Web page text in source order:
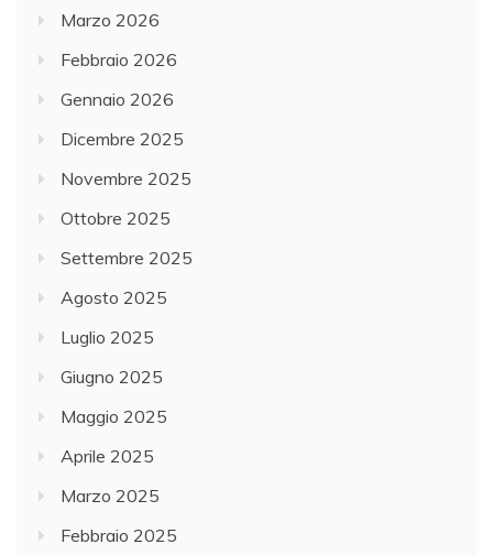
Marzo 2026
Febbraio 2026
Gennaio 2026
Dicembre 2025
Novembre 2025
Ottobre 2025
Settembre 2025
Agosto 2025
Luglio 2025
Giugno 2025
Maggio 2025
Aprile 2025
Marzo 2025
Febbraio 2025